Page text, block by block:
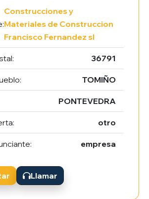
Construcciones y
Materiales de Construccion
Francisco Fernandez sl
36791
TOMIÑO
PONTEVEDRA
otro
empresa
Llamar